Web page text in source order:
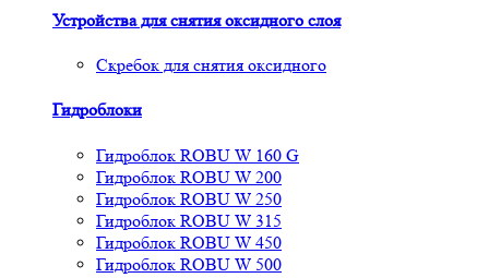
Устройства для снятия окcидного слоя
Скребок для снятия оксидного
Гидроблоки
Гидроблок ROBU W 160 G
Гидроблок ROBU W 200
Гидроблок ROBU W 250
Гидроблок ROBU W 315
Гидроблок ROBU W 450
Гидроблок ROBU W 500